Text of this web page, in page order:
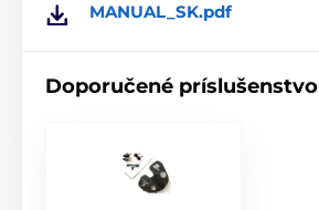
MANUAL_SK.pdf
Doporučené príslušenstvo